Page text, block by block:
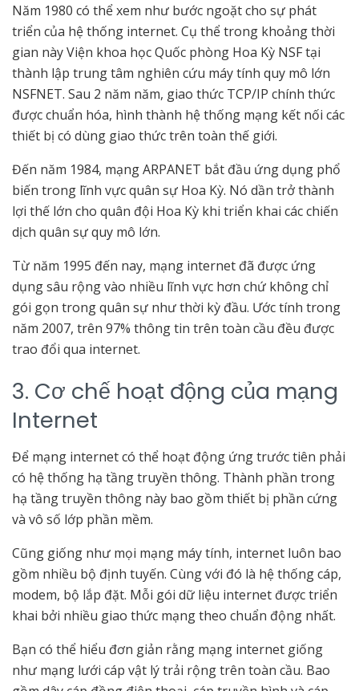
Năm 1980 có thể xem như bước ngoặt cho sự phát
triển của hệ thống internet. Cụ thể trong khoảng thời
gian này Viện khoa học Quốc phòng Hoa Kỳ NSF tại
thành lập trung tâm nghiên cứu máy tính quy mô lớn
NSFNET. Sau 2 năm năm, giao thức TCP/IP chính thức
được chuẩn hóa, hình thành hệ thống mạng kết nối các
thiết bị có dùng giao thức trên toàn thế giới.
Đến năm 1984, mạng ARPANET bắt đầu ứng dụng phổ
biến trong lĩnh vực quân sự Hoa Kỳ. Nó dần trở thành
lợi thế lớn cho quân đội Hoa Kỳ khi triển khai các chiến
dịch quân sự quy mô lớn.
Từ năm 1995 đến nay, mạng internet đã được ứng
dụng sâu rộng vào nhiều lĩnh vực hơn chứ không chỉ
gói gọn trong quân sự như thời kỳ đầu. Ước tính trong
năm 2007, trên 97% thông tin trên toàn cầu đều được
trao đổi qua internet.
3. Cơ chế hoạt động của mạng
Internet
Để mạng internet có thể hoạt động ứng trước tiên phải
có hệ thống hạ tầng truyền thông. Thành phần trong
hạ tầng truyền thông này bao gồm thiết bị phần cứng
và vô số lớp phần mềm.
Cũng giống như mọi mạng máy tính, internet luôn bao
gồm nhiều bộ định tuyến. Cùng với đó là hệ thống cáp,
modem, bộ lắp đặt. Mỗi gói dữ liệu internet được triển
khai bởi nhiều giao thức mạng theo chuẩn động nhất.
Bạn có thể hiểu đơn giản rằng mạng internet giống
như mạng lưới cáp vật lý trải rộng trên toàn cầu. Bao